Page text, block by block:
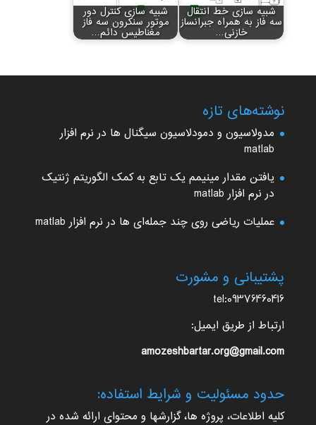
شبیه سازی خط انتقال
سه فاز به همراه جبرانساز
خازنی…
شبیه سازی کنترل دور
موتور سنکرون سه فاز
مغناطیس دائم…
نوشته‌های تازه
مدولاسیون و دمودلاسیون سیگنال ها در نرم افزار
matlab
یافتن مقدار مینیمم یک تابع به کمک الگوریتم ژنتیک
در نرم افزار matlab
عملیات ریاضی روی چند جمله‌ای ها در نرم افزار matlab
پشتیبانی و مشورت
tel:09376460416
ارتباط از طریق ایمیل:
amozeshbartar.org@gmail.com
حدود مسئولیت و شرایط استفاده:
کلیه اطلاعات، پروژه ها، گزارشها و محتوای ارائه شده در